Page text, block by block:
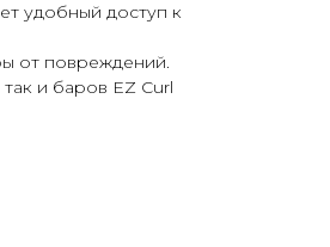
удобный доступ к
от повреждений.
и баров EZ Curl